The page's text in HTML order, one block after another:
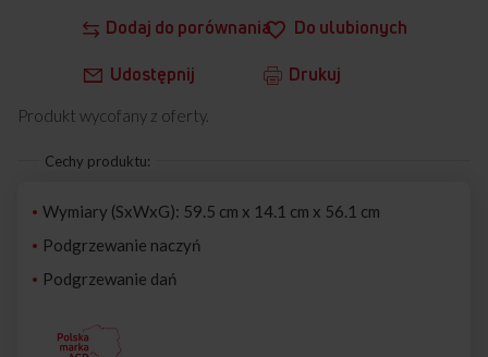
Dodaj do porównania Do ulubionych
Udostępnij Drukuj
Produkt wycofany z oferty.
Cechy produktu:
Wymiary (SxWxG): 59.5 cm x 14.1 cm x 56.1 cm
Podgrzewanie naczyń
Podgrzewanie dań